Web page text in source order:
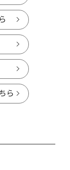
ら